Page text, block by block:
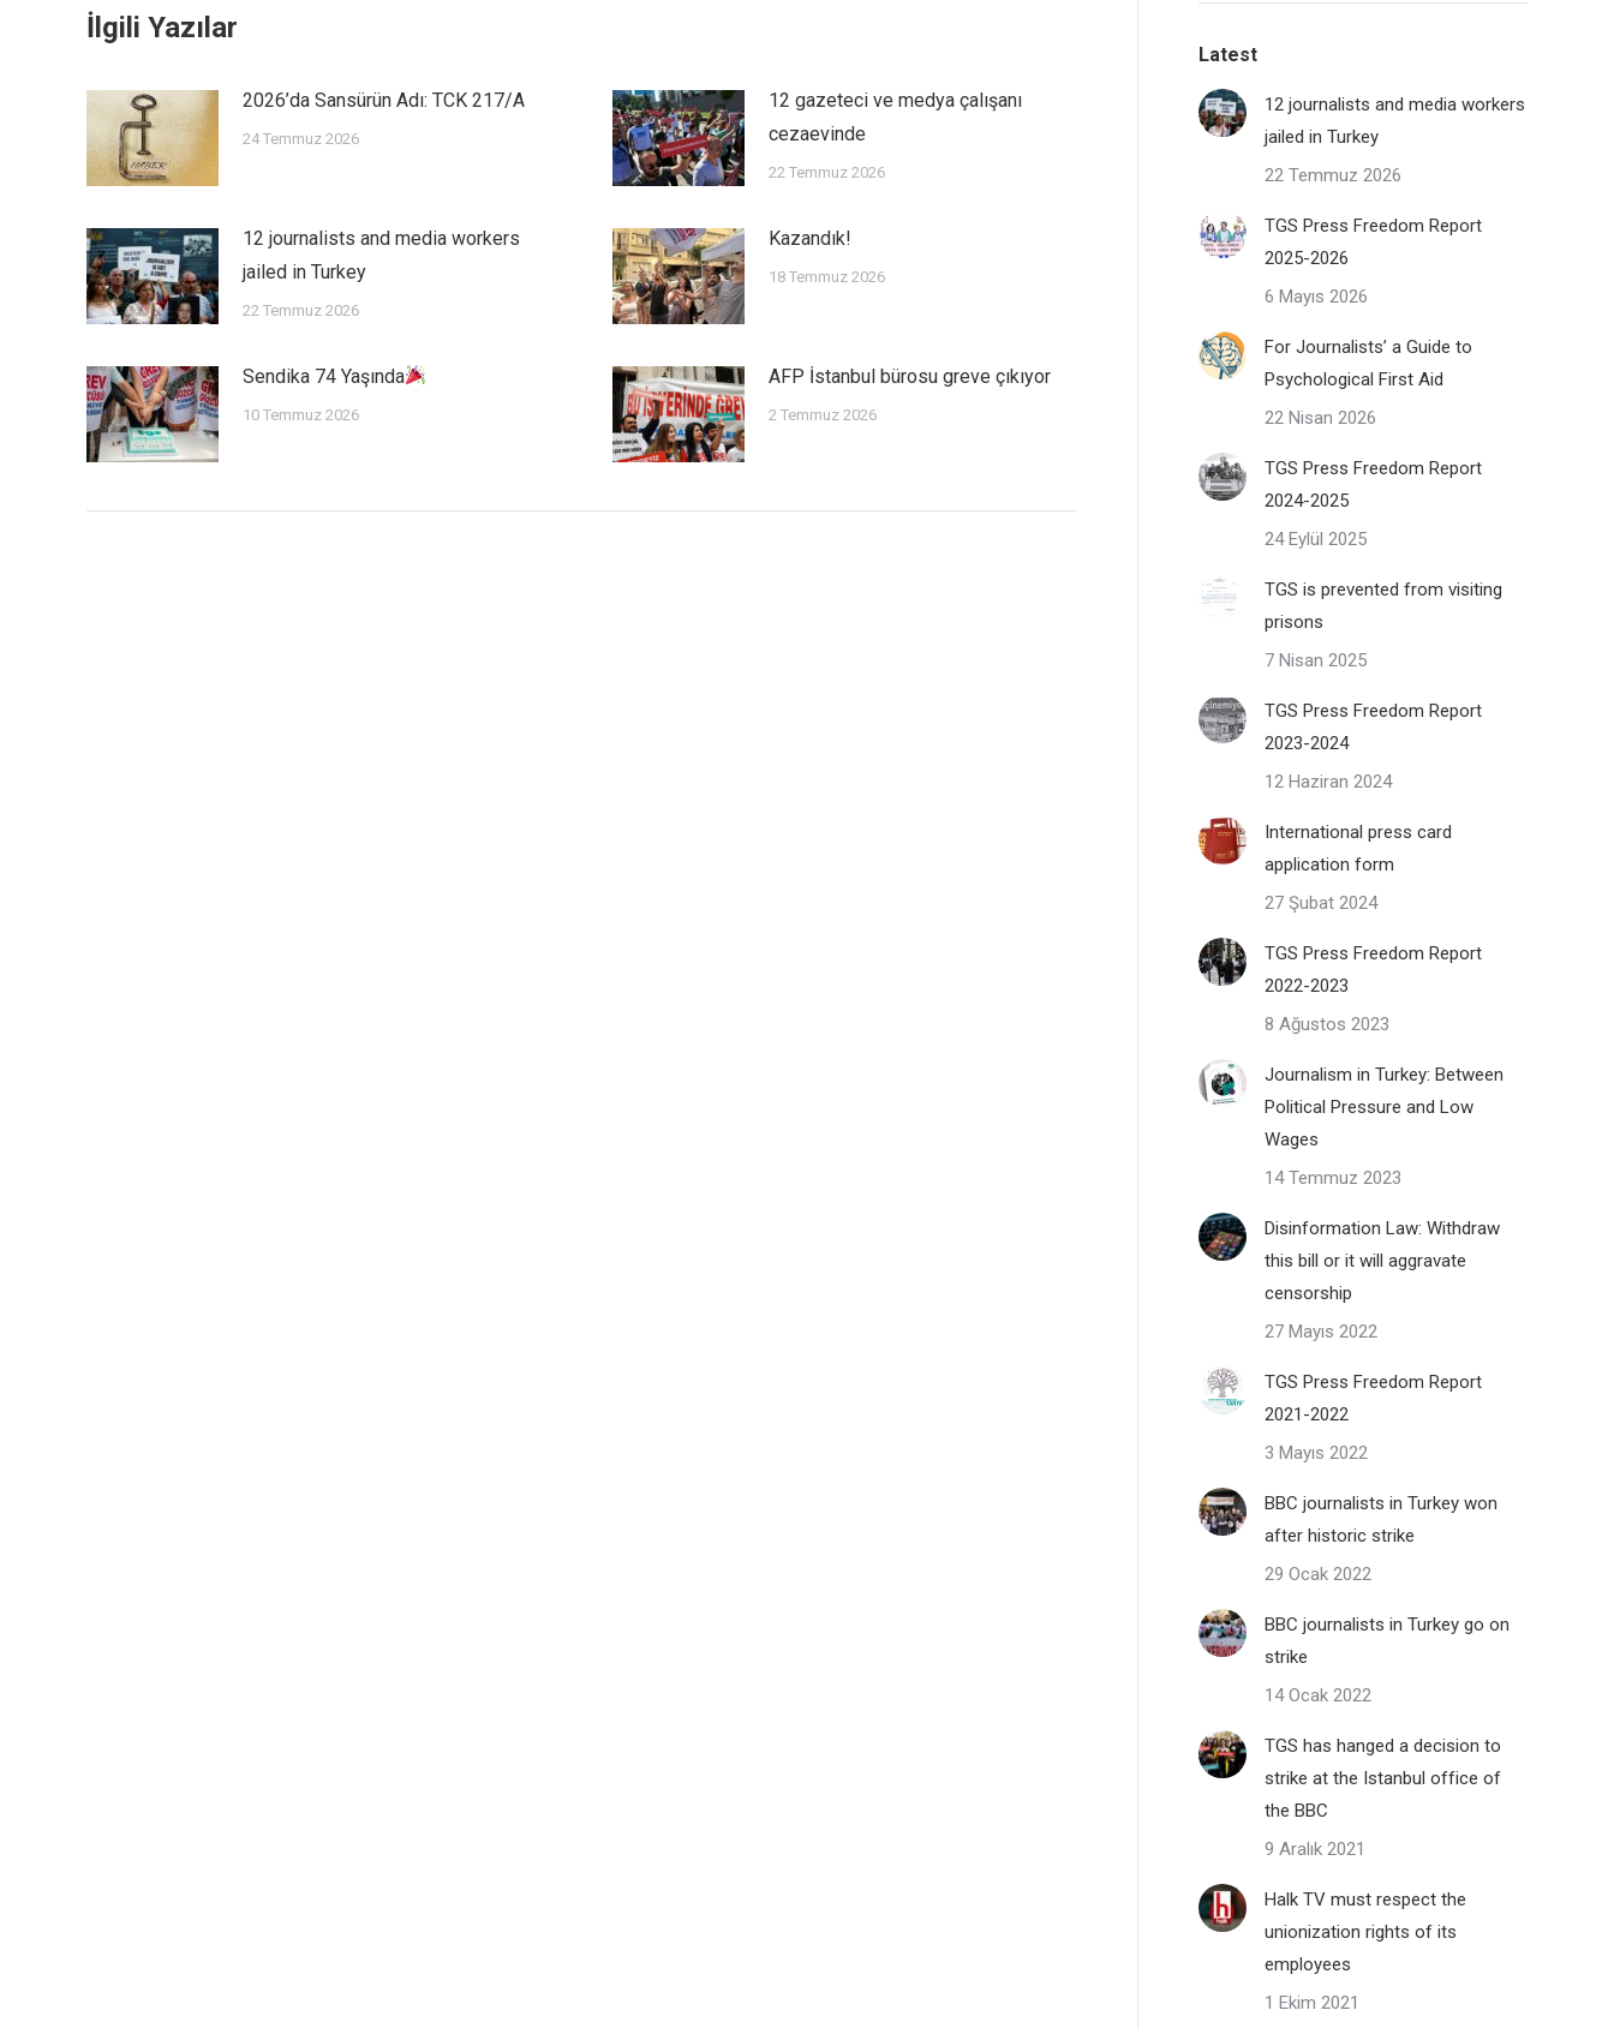
İlgili Yazılar
2026’da Sansürün Adı: TCK 217/A
24 Temmuz 2026
12 gazeteci ve medya çalışanı
cezaevinde
22 Temmuz 2026
12 journalists and media workers
jailed in Turkey
22 Temmuz 2026
Kazandık!
18 Temmuz 2026
Sendika 74 Yaşında
10 Temmuz 2026
AFP İstanbul bürosu greve çıkıyor
2 Temmuz 2026
Latest
12 journalists and media workers
jailed in Turkey
22 Temmuz 2026
TGS Press Freedom Report
2025-2026
6 Mayıs 2026
For Journalists’ a Guide to
Psychological First Aid
22 Nisan 2026
TGS Press Freedom Report
2024-2025
24 Eylül 2025
TGS is prevented from visiting
prisons
7 Nisan 2025
TGS Press Freedom Report
2023-2024
12 Haziran 2024
International press card
application form
27 Şubat 2024
TGS Press Freedom Report
2022-2023
8 Ağustos 2023
Journalism in Turkey: Between
Political Pressure and Low
Wages
14 Temmuz 2023
Disinformation Law: Withdraw
this bill or it will aggravate
censorship
27 Mayıs 2022
TGS Press Freedom Report
2021-2022
3 Mayıs 2022
BBC journalists in Turkey won
after historic strike
29 Ocak 2022
BBC journalists in Turkey go on
strike
14 Ocak 2022
TGS has hanged a decision to
strike at the Istanbul office of
the BBC
9 Aralık 2021
Halk TV must respect the
unionization rights of its
employees
1 Ekim 2021